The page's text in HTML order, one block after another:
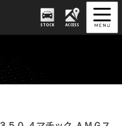
STOCK ACCESS